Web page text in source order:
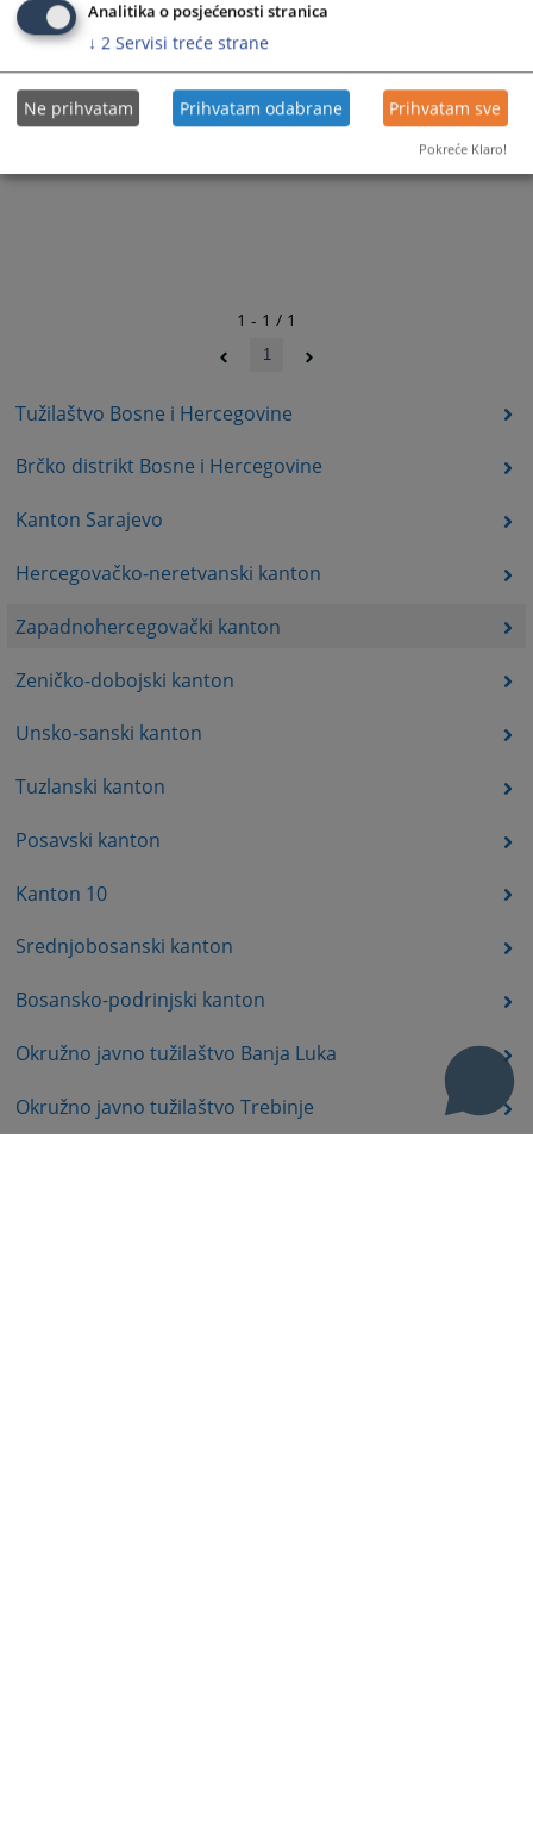
Tužilaštvo Bosne i Hercegovine
Brčko distrikt Bosne i Hercegovine
Kanton Sarajevo
Hercegovačko-neretvanski kanton
Zapadnohercegovački kanton
Zeničko-dobojski kanton
Unsko-sanski kanton
Tuzlanski kanton
Posavski kanton
Kanton 10
Srednjobosanski kanton
Bosansko-podrinjski kanton
Okružno javno tužilaštvo Banja Luka
Okružno javno tužilaštvo Trebinje
1 - 1 / 1
1
Analitika o posjećenosti stranica
↓ 2 Servisi treće strane
Ne prihvatam Prihvatam odabrane Prihvatam sve
Pokreće Klaro!